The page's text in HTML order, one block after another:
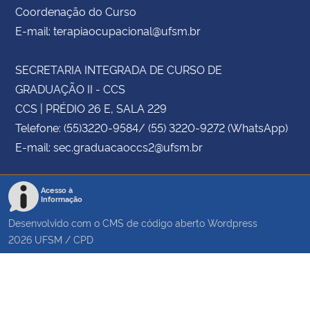
Coordenação do Curso
E-mail: terapiaocupacional@ufsm.br
SECRETARIA INTEGRADA DE CURSO DE
GRADUAÇÃO II - CCS
CCS | PRÉDIO 26 E, SALA 229
Telefone: (55)3220-9584/ (55) 3220-9272 (WhatsApp)
E-mail: sec.graduacaoccs2@ufsm.br
Acesso à
Informação
Desenvolvido com o CMS de código aberto Wordpress
2026 UFSM / CPD